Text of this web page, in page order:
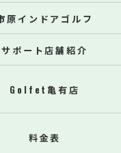
原インドアゴルフ
サポート店舗紹介
Golfet亀有店
料金表